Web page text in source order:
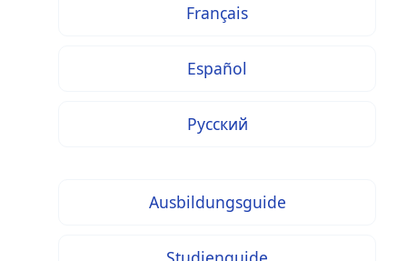
Français
Español
Русский
Ausbildungsguide